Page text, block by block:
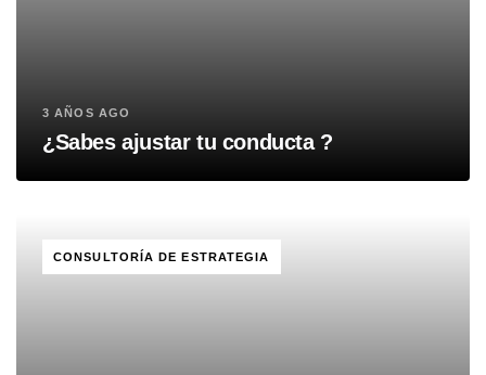
3 AÑOS AGO
¿Sabes ajustar tu conducta ?
CONSULTORÍA DE ESTRATEGIA